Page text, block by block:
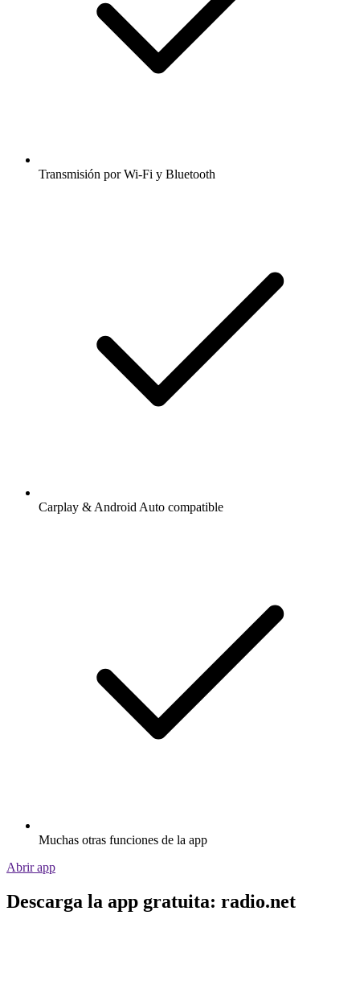
Transmisión por Wi-Fi y Bluetooth
Carplay & Android Auto compatible
Muchas otras funciones de la app
Abrir app
Descarga la app gratuita: radio.net